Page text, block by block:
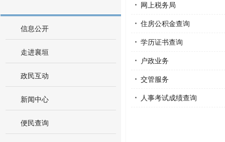
信息公开
走进襄垣
政民互动
新闻中心
便民查询
网上税务局
住房公积金查询
学历证书查询
户政业务
交管服务
人事考试成绩查询